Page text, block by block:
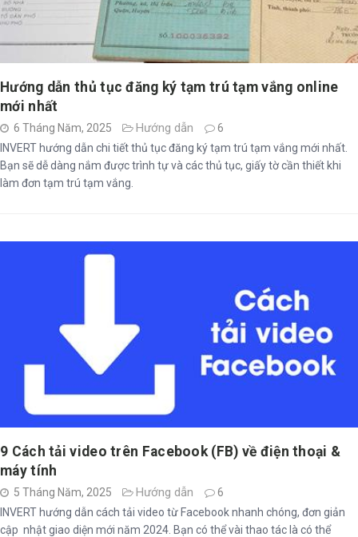
Hướng dẫn thủ tục đăng ký tạm trú tạm vắng online
mới nhất
6 Tháng Năm, 2025 Hướng dẫn
6
INVERT hướng dẫn chi tiết thủ tục đăng ký tạm trú tạm vắng mới nhất.
Bạn sẽ dễ dàng nắm được trình tự và các thủ tục, giấy tờ cần thiết khi
làm đơn tạm trú tạm vắng.
9 Cách tải video trên Facebook (FB) về điện thoại &
máy tính
5 Tháng Năm, 2025 Hướng dẫn
6
INVERT hướng dẫn cách tải video từ Facebook nhanh chóng, đơn giản
cập nhật giao diện mới năm 2024. Bạn có thể vài thao tác là có thể